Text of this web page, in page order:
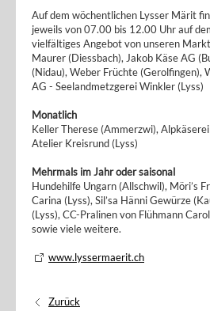
Auf dem wöchentlichen Lysser Märit
jeweils von 07.00 bis 12.00 Uhr auf
vielfältiges Angebot von unseren
Maurer (Diessbach), Jakob Käse AG
(Nidau), Weber Früchte (Gerolfingen),
AG - Seelandmetzgerei Winkler (Lyss)
Monatlich
Keller Therese (Ammerzwi),
Atelier Kreisrund (Lyss)
Mehrmals im Jahr oder saisonal
Hundehilfe Ungarn (Allschwil), Möri’s
Carina (Lyss), Sil’sa Hänni Gewürze
(Lyss), CC-Pralinen von Flühmann
sowie viele weitere.
www.lyssermaerit.ch
Zurück